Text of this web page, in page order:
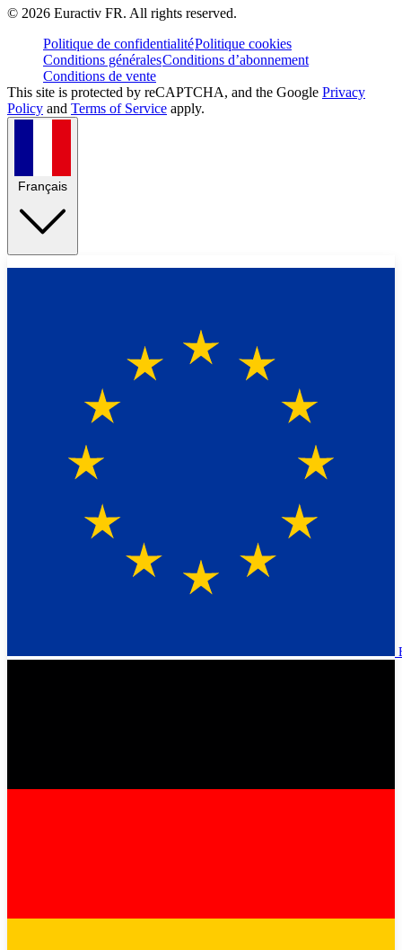
© 2026 Euractiv FR. All rights reserved.
Politique de confidentialitéPolitique cookies
Conditions généralesConditions d’abonnement
Conditions de vente
This site is protected by reCAPTCHA, and the Google Privacy
Policy and Terms of Service apply.
Français